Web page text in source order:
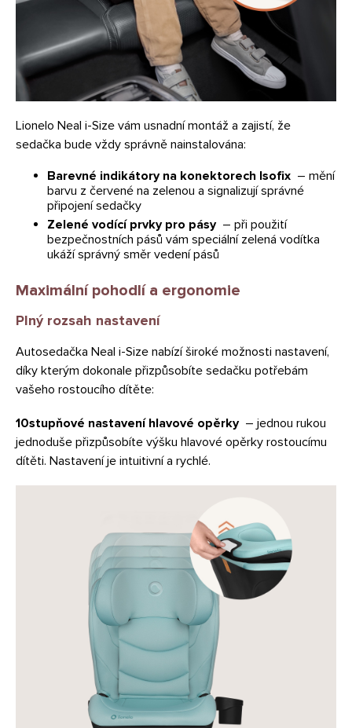
Lionelo Neal i-Size vám usnadní montáž a zajistí, že
sedačka bude vždy správně nainstalována:
Barevné indikátory na konektorech Isofix – mění
barvu z červené na zelenou a signalizují správné
připojení sedačky
Zelené vodící prvky pro pásy – při použití
bezpečnostních pásů vám speciální zelená vodítka
ukáží správný směr vedení pásů
Maximální pohodlí a ergonomie
Plný rozsah nastavení
Autosedačka Neal i-Size nabízí široké možnosti nastavení,
díky kterým dokonale přizpůsobíte sedačku potřebám
vašeho rostoucího dítěte:
10stupňové nastavení hlavové opěrky – jednou rukou
jednoduše přizpůsobíte výšku hlavové opěrky rostoucímu
dítěti. Nastavení je intuitivní a rychlé.